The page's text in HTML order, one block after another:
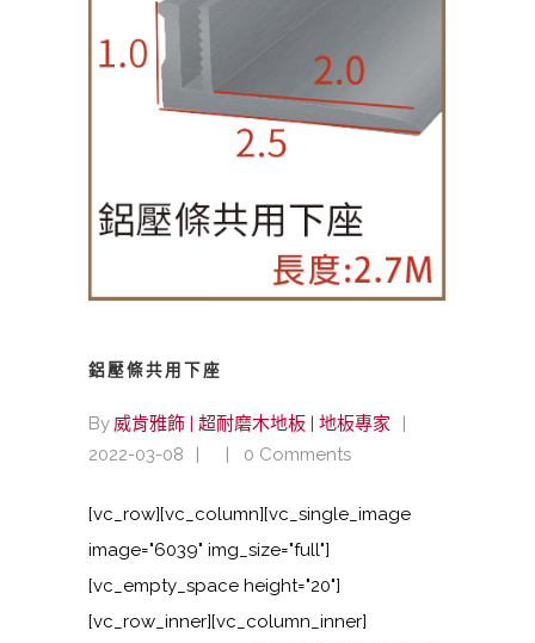
鋁壓條共用下座
By 威肯雅飾 | 超耐磨木地板 | 地板專家
2022-03-08
0 Comments
[vc_row][vc_column][vc_single_image
image="6039" img_size="full"]
[vc_empty_space height="20"]
[vc_row_inner][vc_column_inner]